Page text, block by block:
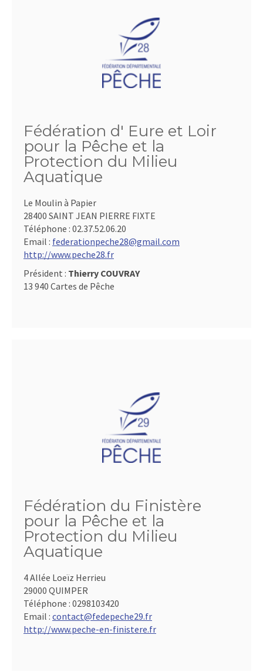
Fédération d' Eure et Loir
pour la Pêche et la
Protection du Milieu
Aquatique
Le Moulin à Papier
28400 SAINT JEAN PIERRE FIXTE
Téléphone : 02.37.52.06.20
Email : federationpeche28@gmail.com
http://www.peche28.fr
Président : Thierry COUVRAY
13 940 Cartes de Pêche
Fédération du Finistère
pour la Pêche et la
Protection du Milieu
Aquatique
4 Allée Loeïz Herrieu
29000 QUIMPER
Téléphone : 0298103420
Email : contact@fedepeche29.fr
http://www.peche-en-finistere.fr